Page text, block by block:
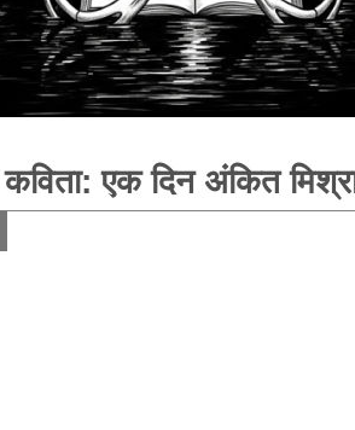
कविता: एक दिन अंकित